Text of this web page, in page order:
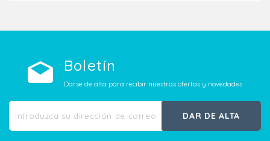
Boletín
Darse de alta para recibir nuestras ofertas y novedades
DAR DE ALTA